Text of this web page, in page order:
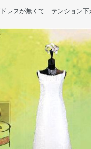
レスが無くて…テンション下